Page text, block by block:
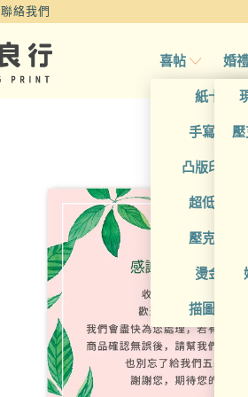
聯絡我們
喜帖
紙卡喜帖
手寫風喜
凸版印刷
超低價喜
壓克力喜
燙金喜帖
描圖紙喜
婚